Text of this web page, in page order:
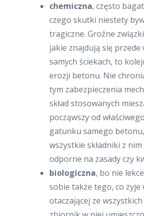
chemiczna, często
czego skutki niestety
tragiczne. Groźne
jakie znajdują się przede
samych ściekach, to
erozji betonu. Nie
tym zabezpieczenia
skład stosowanych
począwszy od
gatunku samego
wszystkie składniki z
odporne na zasady czy
biologiczna, bo nie
sobie także tego, co żyje
otaczającej ze